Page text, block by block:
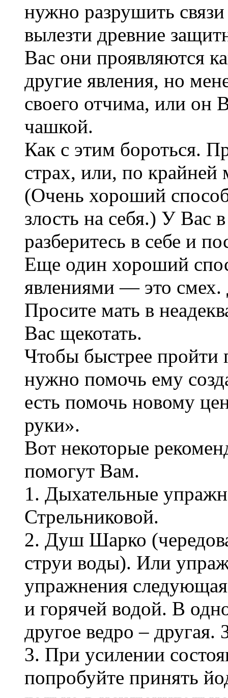
нужно разрушить
вылезти древние
Вас они проявляются
другие явления, но
своего отчима, или он
чашкой.
Как с этим бороться.
страх, или, по крайней
(Очень хороший
злость на себя.) У Вас
разберитесь в себе и
Еще один хороший
явлениями — это
Просите мать в
Вас щекотать.
Чтобы быстрее пройти
нужно помочь ему
есть помочь новому
руки».
Вот некоторые
помогут Вам.
1. Дыхательные
Стрельниковой.
2. Душ Шарко
струи воды). Или
упражнения
и горячей водой. В
другое ведро – другая.
3. При усилении
попробуйте принять